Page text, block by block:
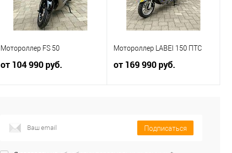
Мотороллер FS 50
от 104 990 руб.
Купить в 1
Мотороллер LABEI 150 ПТС
от 169 990 руб.
Купить в 1
Сравнение
Подписаться